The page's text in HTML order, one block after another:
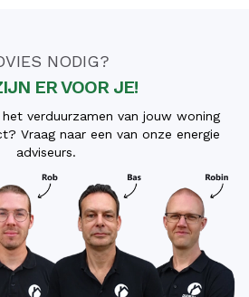
NODIG?
ER VOOR JE!
verduurzamen van jouw woning
Vraag naar een van onze energie
adviseurs.